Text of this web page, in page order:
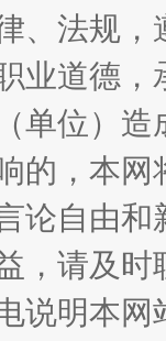
、法规
业道德
单位）
的，本
论自由
，请及
说明本